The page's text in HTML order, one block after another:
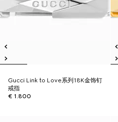
Gucci Link to Love系列18K金饰钉
戒指
€ 1.800